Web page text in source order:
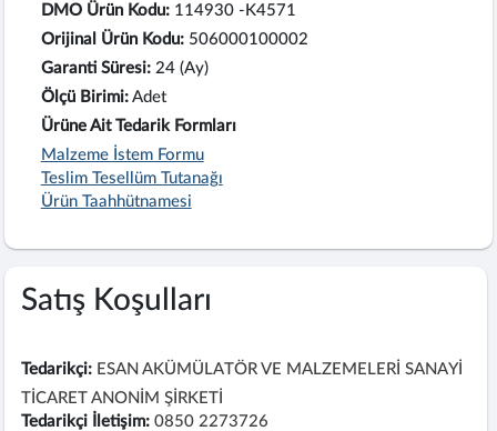
DMO Ürün Kodu: 114930 -K4571
Orijinal Ürün Kodu: 506000100002
Garanti Süresi: 24 (Ay)
Ölçü Birimi: Adet
Ürüne Ait Tedarik Formları
Malzeme İstem Formu
Teslim Tesellüm Tutanağı
Ürün Taahhütnamesi
Satış Koşulları
Tedarikçi: ESAN AKÜMÜLATÖR VE MALZEMELERİ SANAYİ
TİCARET ANONİM ŞİRKETİ
Tedarikçi İletişim: 0850 2273726